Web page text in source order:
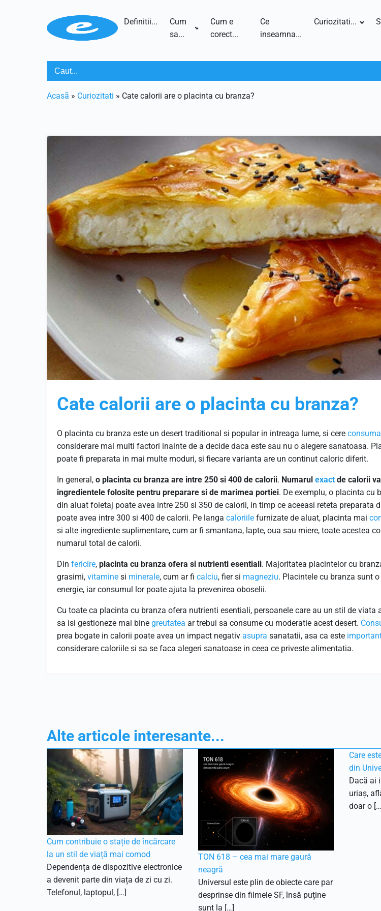
Definitii...
Cum
sa...
Cum e
corect...
Ce
inseamna...
Curiozitati...
Acasã » Curiozitati » Cate calorii are o placinta cu branza?
Cate calorii are o placinta cu branza?
O placinta cu branza este un desert traditional si popular in intreaga lume, si cere
considerare mai multi factori inainte de a decide daca este sau nu o alegere sanatoasa.
poate fi preparata in mai multe moduri, si fiecare varianta are un continut caloric diferit.
In general, o placinta cu branza are intre 250 si 400 de calorii. Numarul exact de calorii
ingredientele folosite pentru preparare si de marimea portiei. De exemplu, o placinta cu
din aluat foietaj poate avea intre 250 si 350 de calorii, in timp ce aceeasi reteta preparata
poate avea intre 300 si 400 de calorii. Pe langa caloriile furnizate de aluat, placinta mai
si alte ingrediente suplimentare, cum ar fi smantana, lapte, oua sau miere, toate acestea
numarul total de calorii.
Din fericire, placinta cu branza ofera si nutrienti esentiali. Majoritatea placintelor cu
grasimi, vitamine si minerale, cum ar fi calciu, fier si magneziu. Placintele cu branza sunt
energie, iar consumul lor poate ajuta la prevenirea oboselii.
Cu toate ca placinta cu branza ofera nutrienti esentiali, persoanele care au un stil de viata
sa isi gestioneze mai bine greutatea ar trebui sa consume cu moderatie acest desert.
prea bogate in calorii poate avea un impact negativ asupra sanatatii, asa ca este
considerare caloriile si sa se faca alegeri sanatoase in ceea ce priveste alimentatia.
Alte articole interesante...
Cum contribuie o stație de încărcare
la un stil de viață mai comod
Dependența de dispozitive electronice
a devenit parte din viața de zi cu zi.
Telefonul, laptopul, […]
TON 618 – cea mai mare gaură
neagră
Universul este plin de obiecte care par
desprinse din filmele SF, însă puține
sunt la […]
Care
din
Dacă ai
uriaș,
doar o